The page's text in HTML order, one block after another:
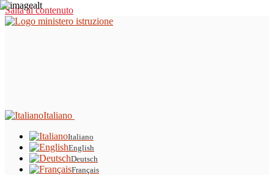
Salta al contenuto
Italiano
Italiano
English
Deutsch
Français